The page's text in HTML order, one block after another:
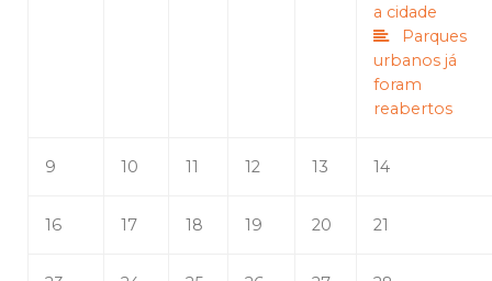
a cidade
Parques
urbanos já
foram
reabertos
9 10 11 12 13 14
16 17 18 19 20 21